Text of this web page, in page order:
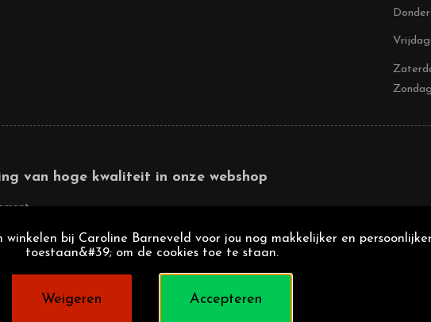
Vrijdag
Zondag
van hoge kwaliteit in onze webshop
bij Caroline Barneveld voor jou nog makkelijker en
toestaan&#39; om de cookies toe te staan.
Weigeren Accepteren